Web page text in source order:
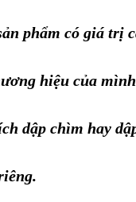
phẩm có giá trị
hiệu của
dập chìm hay